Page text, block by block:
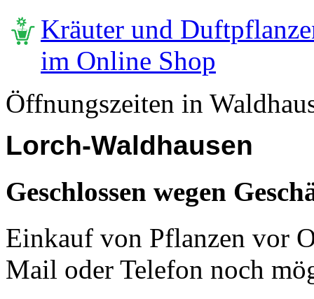
Kräuter und
im Online Shop
Öffnungszeiten in
Lorch-Waldhausen
Geschlossen wegen
Einkauf von Pflanzen vor
Mail oder Telefon noch